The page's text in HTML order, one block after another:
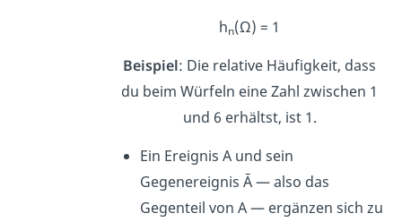
hn(Ω) = 1
Beispiel: Die relative Häufigkeit, dass
du beim Würfeln eine Zahl zwischen 1
und 6 erhältst, ist 1.
Ein Ereignis A und sein
Gegenereignis Ā — also das
Gegenteil von A — ergänzen sich zu